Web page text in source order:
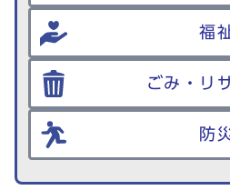
福
ごみ・リ
防